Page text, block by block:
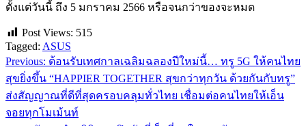
ตั้งแต่วันนี้ ถึง 5 มกราคม 2566 หรือจนกว่าของจะหมด
Post Views: 515
Tagged: ASUS
แนะแนว
เรื่อง
Previous: ต้อนรับเทศกาลเฉลิมฉลองปีใหม่นี้… ทรู 5G ให้คนไทย
สุขยิ่งขึ้น “HAPPIER TOGETHER สุขกว่าทุกวัน ด้วยกันกับทรู”
ส่งสัญญาณที่ดีที่สุดครอบคลุมทั่วไทย เชื่อมต่อคนไทยให้เอ็น
จอยทุกโมเม้นท์